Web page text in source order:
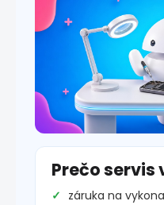
Prečo servis
záruka na